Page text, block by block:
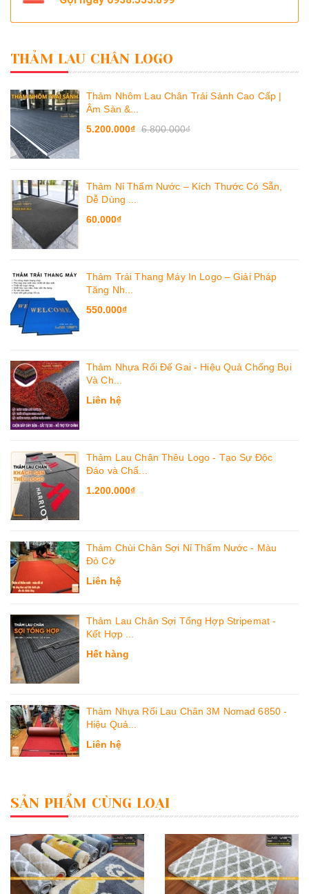
THẢM LAU CHÂN LOGO
Thảm Nhôm Lau Chân Trải Sảnh Cao Cấp |
Âm Sàn &...
5.200.000₫ 6.800.000₫
Thảm Nỉ Thấm Nước – Kích Thước Có Sẵn,
Dễ Dùng ...
60.000₫
Thảm Trải Thang Máy In Logo – Giải Pháp
Tăng Nh...
550.000₫
Thảm Nhựa Rối Đế Gai - Hiệu Quả Chống Bụi
Và Ch...
Liên hệ
Thảm Lau Chân Thêu Logo - Tạo Sự Độc
Đáo và Chấ...
1.200.000₫
Thảm Chùi Chân Sợi Nỉ Thấm Nước - Màu
Đỏ Cờ
Liên hệ
Thảm Lau Chân Sợi Tổng Hợp Stripemat -
Kết Hợp ...
Hết hàng
Thảm Nhựa Rối Lau Chân 3M Nomad 6850 -
Hiệu Quả...
Liên hệ
SẢN PHẨM CÙNG LOẠI